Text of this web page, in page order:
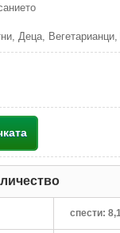
Деца,
спести: